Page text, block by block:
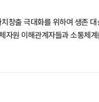
출 극대화를 위하여 생존
원 이해관계자들과 소통체